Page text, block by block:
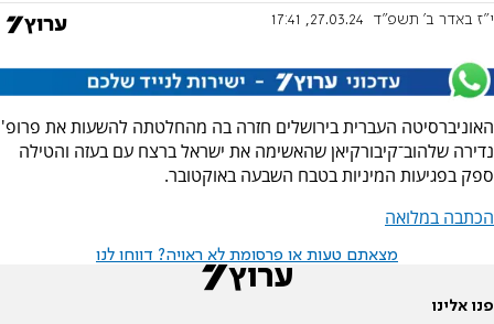
י"ז באדר ב׳ תשפ"ד 27.03.24, 17:41
האוניברסיטה העברית בירושלים חזרה בה מהחלטתה להשעות את פרופ'
נדירה שלהוב־קיבורקיאן שהאשימה את ישראל ברצח עם בעזה והטילה
ספק בפגיעות המיניות בטבח השבעה באוקטובר.
הכתבה במלואה
מצאתם טעות או פרסומת לא ראויה? דווחו לנו
פנו אלינו